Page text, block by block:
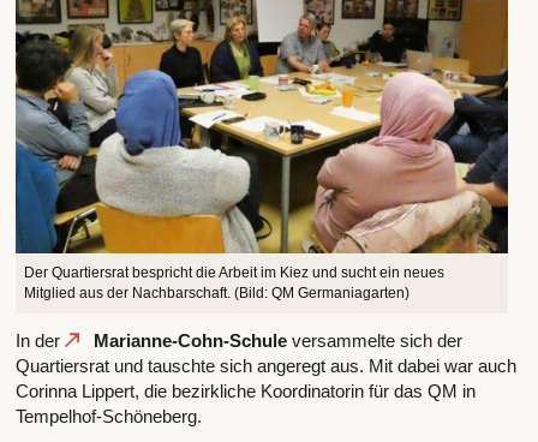
Der Quartiersrat bespricht die Arbeit im Kiez und sucht ein neues
Mitglied aus der Nachbarschaft. (Bild: QM Germaniagarten)
In der Marianne-Cohn-Schule versammelte sich der
Quartiersrat und tauschte sich angeregt aus. Mit dabei war auch
Corinna Lippert, die bezirkliche Koordinatorin für das QM in
Tempelhof-Schöneberg.